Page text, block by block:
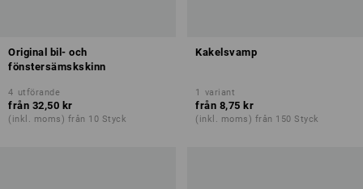
Original bil- och
fönstersämskskinn
4 utförande
från 32,50 kr
(inkl. moms) från 10 Styck
Kakelsvamp
1 variant
från 8,75 kr
(inkl. moms) från 150 Styck